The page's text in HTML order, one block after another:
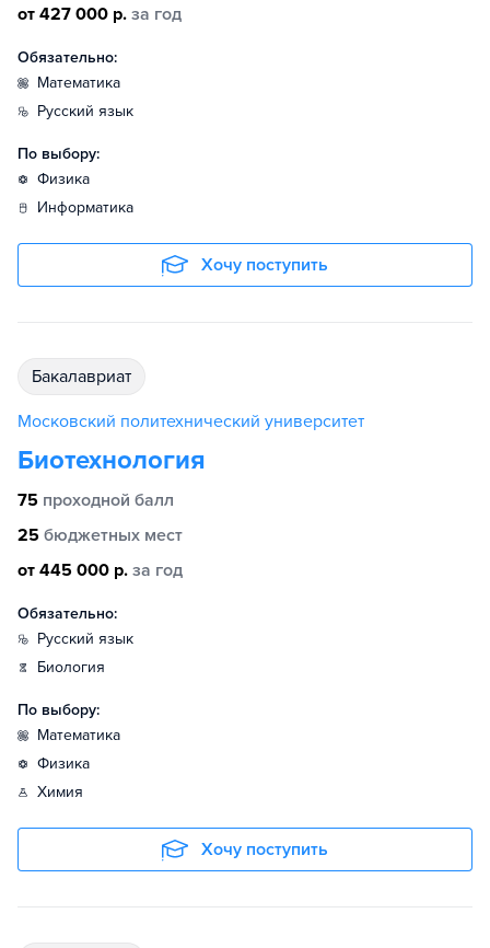
от 427 000 р. за год
Обязательно:
математика
русский язык
По выбору:
физика
информатика
Хочу поступить
бакалавриат
Московский политехнический университет
Биотехнология
75 проходной балл
25 бюджетных мест
от 445 000 р. за год
Обязательно:
русский язык
биология
По выбору:
математика
физика
химия
Хочу поступить